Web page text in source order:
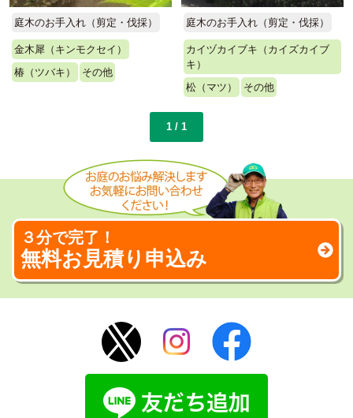
庭木のお手入れ（剪定・伐採）
金木犀（キンモクセイ）
椿（ツバキ）
その他
庭木のお手入れ（剪定・伐採）
カイヅカイブキ（カイズカイブ
キ）
松（マツ）
その他
1 / 1
３分で完了！
無料お見積り申込み